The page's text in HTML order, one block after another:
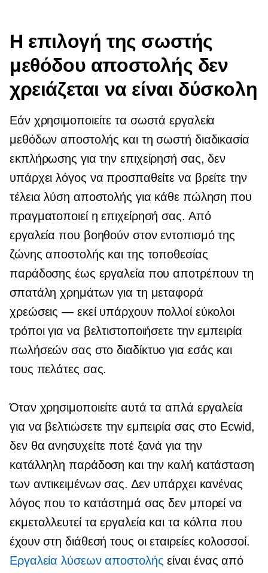
Η επιλογή της σωστής
μεθόδου αποστολής δεν
χρειάζεται να είναι δύσκολη
Εάν χρησιμοποιείτε τα σωστά εργαλεία
μεθόδων αποστολής και τη σωστή διαδικασία
εκπλήρωσης για την επιχείρησή σας, δεν
υπάρχει λόγος να προσπαθείτε να βρείτε την
τέλεια λύση αποστολής για κάθε πώληση που
πραγματοποιεί η επιχείρησή σας. Από
εργαλεία που βοηθούν στον εντοπισμό της
ζώνης αποστολής και της τοποθεσίας
παράδοσης έως εργαλεία που αποτρέπουν τη
σπατάλη χρημάτων για τη μεταφορά
χρεώσεις — εκείυπάρχουν πολλοί εύκολοι
τρόποι για να βελτιστοποιήσετε την εμπειρία
πωλήσεών σας στο διαδίκτυο για εσάς και
τους πελάτες σας.
Όταν χρησιμοποιείτε αυτά τα απλά εργαλεία
για να βελτιώσετε την εμπειρία σας στο Ecwid,
δεν θα ανησυχείτε ποτέ ξανά για την
κατάλληλη παράδοση και την καλή κατάσταση
των αντικειμένων σας. Δεν υπάρχει κανένας
λόγος που το κατάστημά σας δεν μπορεί να
εκμεταλλευτεί τα εργαλεία και τα κόλπα που
έχουν στη διάθεσή τους οι εταιρείες κολοσσοί.
Εργαλεία λύσεων αποστολής είναι ένας από